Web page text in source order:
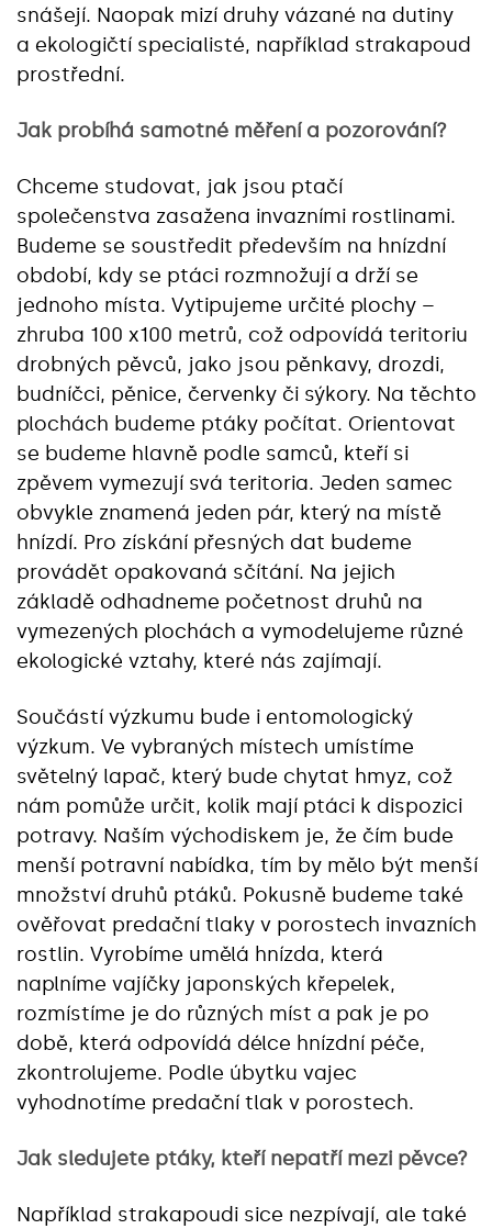
snášejí. Naopak mizí druhy vázané na dutiny
a ekologičtí specialisté, například strakapoud
prostřední.
Jak probíhá samotné měření a pozorování?
Chceme studovat, jak jsou ptačí
společenstva zasažena invazními rostlinami.
Budeme se soustředit především na hnízdní
období, kdy se ptáci rozmnožují a drží se
jednoho místa. Vytipujeme určité plochy –
zhruba 100 x100 metrů, což odpovídá teritoriu
drobných pěvců, jako jsou pěnkavy, drozdi,
budníčci, pěnice, červenky či sýkory. Na těchto
plochách budeme ptáky počítat. Orientovat
se budeme hlavně podle samců, kteří si
zpěvem vymezují svá teritoria. Jeden samec
obvykle znamená jeden pár, který na místě
hnízdí. Pro získání přesných dat budeme
provádět opakovaná sčítání. Na jejich
základě odhadneme početnost druhů na
vymezených plochách a vymodelujeme různé
ekologické vztahy, které nás zajímají.
Součástí výzkumu bude i entomologický
výzkum. Ve vybraných místech umístíme
světelný lapač, který bude chytat hmyz, což
nám pomůže určit, kolik mají ptáci k dispozici
potravy. Naším východiskem je, že čím bude
menší potravní nabídka, tím by mělo být menší
množství druhů ptáků. Pokusně budeme také
ověřovat predační tlaky v porostech invazních
rostlin. Vyrobíme umělá hnízda, která
naplníme vajíčky japonských křepelek,
rozmístíme je do různých míst a pak je po
době, která odpovídá délce hnízdní péče,
zkontrolujeme. Podle úbytku vajec
vyhodnotíme predační tlak v porostech.
Jak sledujete ptáky, kteří nepatří mezi pěvce?
Například strakapoudi sice nezpívají, ale také